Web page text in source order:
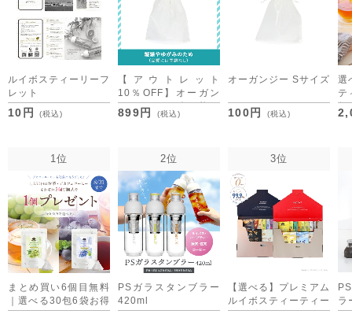
ルイボスティーリーフ
レット
10円 (税込)
【アウトレット
10％OFF】オーガン
ジー Lサイズ10枚セ
ット[M便 1/3]
899円 (税込)
オーガンジー Sサイズ
100円 (税込)
選
テ
個
1位
まとめ買い6個目無料
｜選べる30包6袋お得
2位
PSガラスタンブラー
420ml
3位
【選べる】プレミアム
ルイボスティーティー
ラ